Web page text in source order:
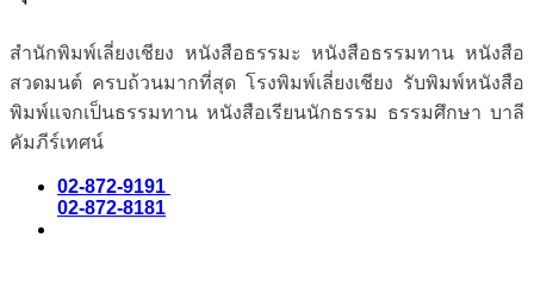
สำนักพิมพ์เลี่ยงเชียง หนังสือธรรมะ หนังสือธรรมทาน หนังสือ
สวดมนต์ ครบถ้วนมากที่สุด โรงพิมพ์เลี่ยงเชียง รับพิมพ์หนังสือ
พิมพ์แจกเป็นธรรมทาน หนังสือเรียนนักธรรม ธรรมศึกษา บาลี
คัมภีร์เทศน์
02-872-9191
02-872-8181